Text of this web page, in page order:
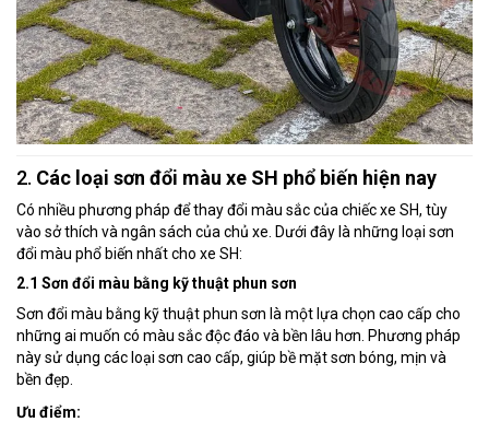
2. Các loại sơn đổi màu xe SH phổ biến hiện nay
Có nhiều phương pháp để thay đổi màu sắc của chiếc xe SH, tùy
vào sở thích và ngân sách của chủ xe. Dưới đây là những loại sơn
đổi màu phổ biến nhất cho xe SH:
2.1 Sơn đổi màu bằng kỹ thuật phun sơn
Sơn đổi màu bằng kỹ thuật phun sơn là một lựa chọn cao cấp cho
những ai muốn có màu sắc độc đáo và bền lâu hơn. Phương pháp
này sử dụng các loại sơn cao cấp, giúp bề mặt sơn bóng, mịn và
bền đẹp.
Ưu điểm: